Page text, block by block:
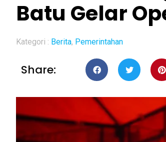
Batu Gelar
Kategori : Berita, Pemerintahan
Share: